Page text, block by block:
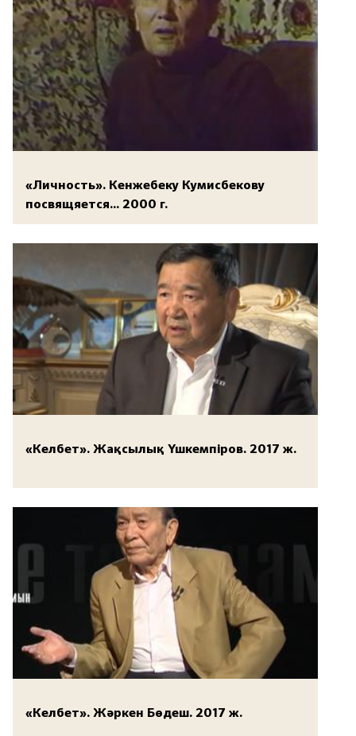
«Личность». Кенжебеку Кумисбекову
посвящяется... 2000 г.
«Келбет». Жақсылық Үшкемпіров. 2017 ж.
«Келбет». Жәркен Бөдеш. 2017 ж.